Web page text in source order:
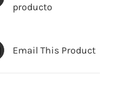
producto
Email This Product